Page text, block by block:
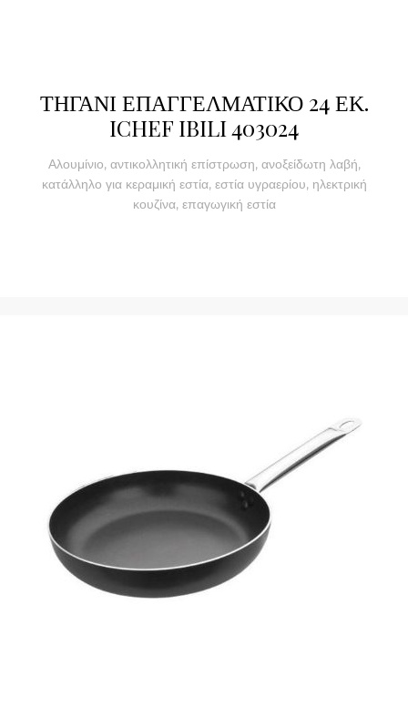
ΤΗΓΑΝΙ ΕΠΑΓΓΕΛΜΑΤΙΚΟ 24 ΕΚ.
ICHEF IBILI 403024
Αλουμίνιο, αντικολλητική επίστρωση, ανοξείδωτη λαβή,
κατάλληλο για κεραμική εστία, εστία υγραερίου, ηλεκτρική
κουζίνα, επαγωγική εστία